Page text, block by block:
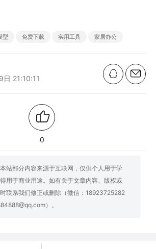
型 免费下载 实用工具 家居办公
日 21:10:11
0
本站部分内容来源于互联网，仅供个人用于学
用于商业用途。如有关于文章内容、版权或
联系我们修正或删除（微信：18923725282
）。